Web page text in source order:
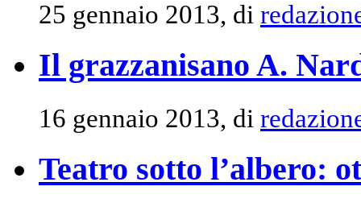
25 gennaio 2013, di
Il grazzanisano A.
16 gennaio 2013, di
Teatro sotto l’albero: